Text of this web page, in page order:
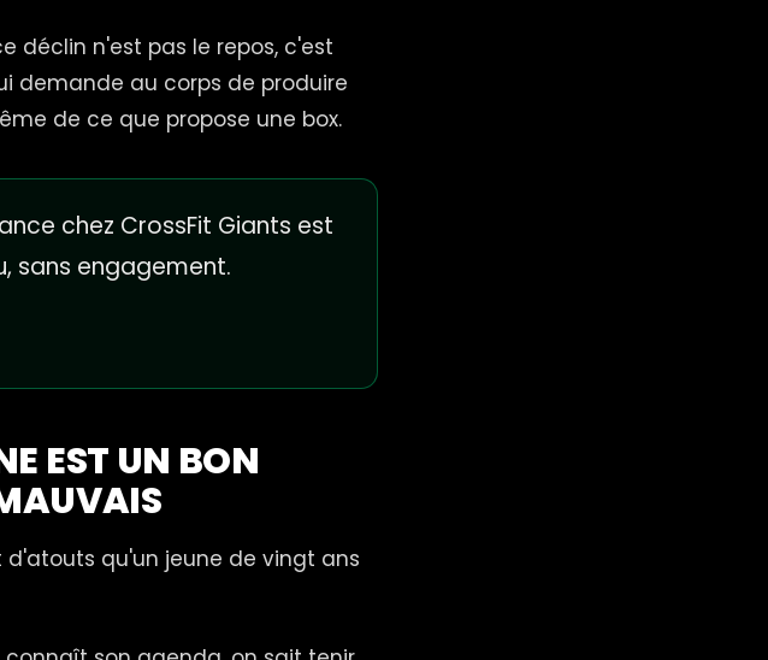
déclin n'est pas le repos, c'est
demande au corps de produire
de ce que propose une box.
chez CrossFit Giants est
sans engagement.
EST UN BON
qu'un jeune de vingt ans